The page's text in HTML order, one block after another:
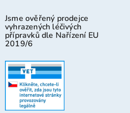
Jsme ověřený prodejce
vyhrazených léčivých
přípravků dle Nařízení EU
2019/6